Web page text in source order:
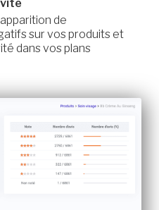
de
sur vos produits et
dans vos plans